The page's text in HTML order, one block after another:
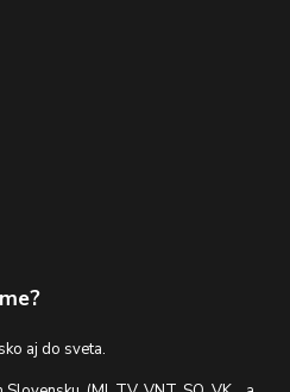
aj do sveta.